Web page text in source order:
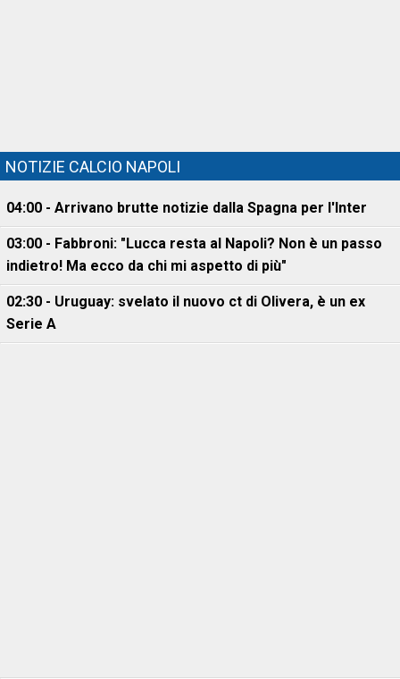
NOTIZIE CALCIO NAPOLI
04:00 - Arrivano brutte notizie dalla Spagna per l'Inter
03:00 - Fabbroni: "Lucca resta al Napoli? Non è un passo
indietro! Ma ecco da chi mi aspetto di più"
02:30 - Uruguay: svelato il nuovo ct di Olivera, è un ex
Serie A